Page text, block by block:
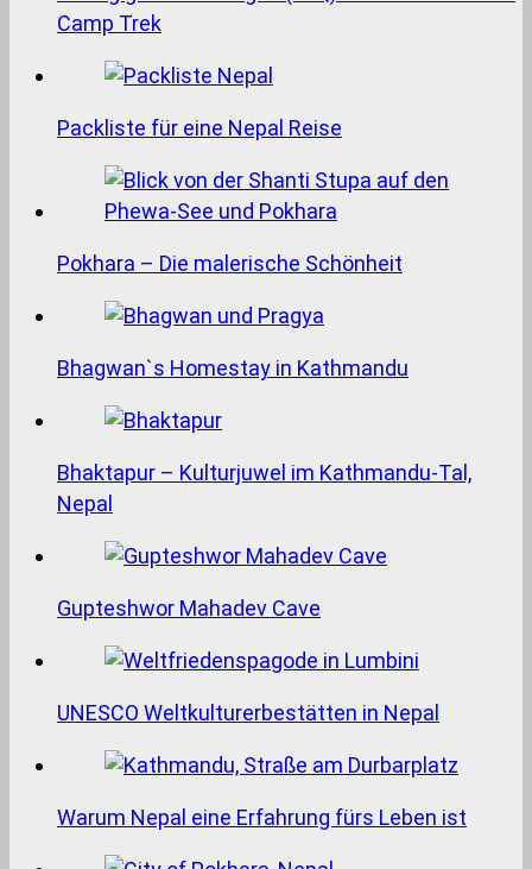
Camp Trek
Packliste für eine Nepal Reise
Pokhara – Die malerische Schönheit
Bhagwan`s Homestay in Kathmandu
Bhaktapur – Kulturjuwel im Kathmandu-Tal,
Nepal
Gupteshwor Mahadev Cave
UNESCO Weltkulturerbestätten in Nepal
Warum Nepal eine Erfahrung fürs Leben ist